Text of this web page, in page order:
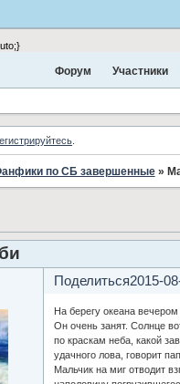
Форум Участники
по СБ завершенные »
Поделиться2015-
На берегу океана
Он очень занят. Солнце
по краскам неба, какой
удачного лова, говорит
Мальчик на миг отводит